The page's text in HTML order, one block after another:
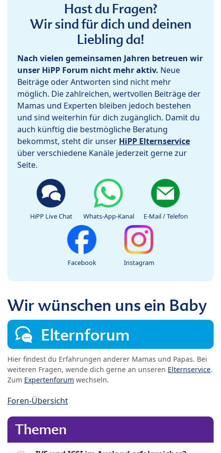
Hast du Fragen?
Wir sind für dich und deinen
Liebling da!
Nach vielen gemeinsamen Jahren betreuen wir
unser HiPP Forum nicht mehr aktiv. Neue
Beiträge oder Antworten sind nicht mehr
möglich. Die zahlreichen, wertvollen Beiträge der
Mamas und Experten bleiben jedoch bestehen
und sind weiterhin für dich zugänglich. Damit du
auch künftig die bestmögliche Beratung
bekommst, steht dir unser HiPP Elternservice
über verschiedene Kanäle jederzeit gerne zur
Seite.
HiPP Live Chat Whats-App-Kanal E-Mail / Telefon
Facebook Instagram
Wir wünschen uns ein Baby
Elternforum
Hier findest du Erfahrungen anderer Mamas und Papas. Bei
weiteren Fragen, wende dich gerne an unseren Elternservice.
Zum Expertenforum wechseln.
Foren-Übersicht
Themen